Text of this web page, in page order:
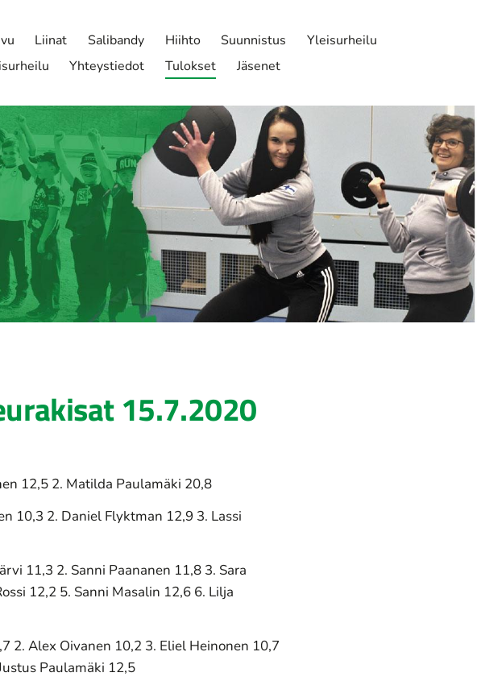
Liinat Salibandy Hiihto Suunnistus
Yleisurheilu
Yhteystiedot Tulokset Jäsenet
15.7.2020
12,5 2. Matilda Paulamäki 20,8
10,3 2. Daniel Flyktman 12,9 3. Lassi
11,3 2. Sanni Paananen 11,8 3. Sara
12,2 5. Sanni Masalin 12,6 6. Lilja
2. Alex Oivanen 10,2 3. Eliel Heinonen 10,7
Paulamäki 12,5